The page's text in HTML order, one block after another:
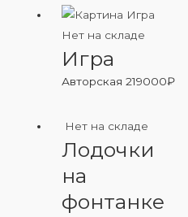
Нет на складе
Игра
Авторская219000₽
Нет на складе
Лодочки
на
фонтанке